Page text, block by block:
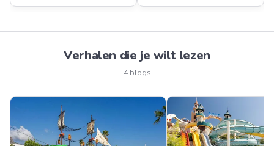
Verhalen die je wilt lezen
4 blogs